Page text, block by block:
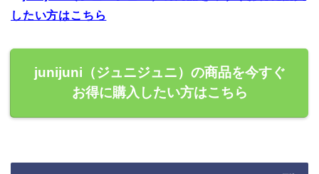
したい方はこちら
junijuni（ジュニジュニ）の商品を今すぐ
お得に購入したい方はこちら